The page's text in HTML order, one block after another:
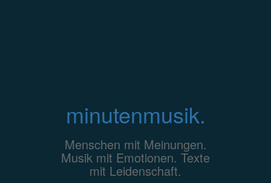
minutenmusik.
Menschen mit Meinungen.
Musik mit Emotionen. Texte
mit Leidenschaft.